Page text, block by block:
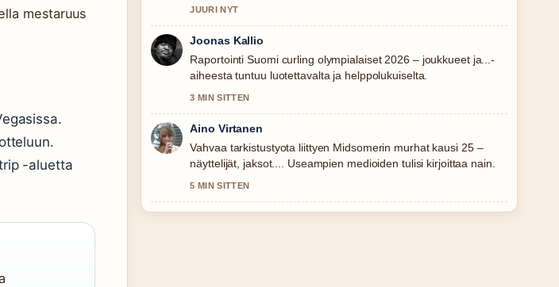
mestaruus
-aluetta
JUURI NYT
Joonas Kallio
Raportointi Suomi curling olympialaiset 2026 – joukkueet ja...-
aiheesta tuntuu luotettavalta ja helppolukuiselta.
3 MIN SITTEN
Aino Virtanen
Vahvaa tarkistustyota liittyen Midsomerin murhat kausi 25 –
näyttelijät, jaksot.... Useampien medioiden tulisi kirjoittaa nain.
5 MIN SITTEN